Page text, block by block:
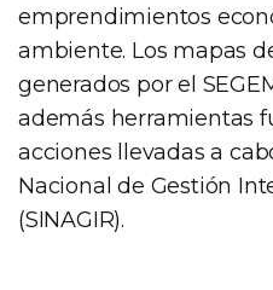
emprendimientos
ambiente. Los mapas
generados por el
además herramientas
acciones llevadas a
Nacional de Gestión
(SINAGIR).